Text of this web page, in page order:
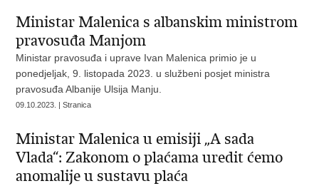
Ministar Malenica s albanskim ministrom
pravosuđa Manjom
Ministar pravosuđa i uprave Ivan Malenica primio je u
ponedjeljak, 9. listopada 2023. u službeni posjet ministra
pravosuđa Albanije Ulsija Manju.
09.10.2023. | Stranica
Ministar Malenica u emisiji „A sada
Vlada“: Zakonom o plaćama uredit ćemo
anomalije u sustavu plaća